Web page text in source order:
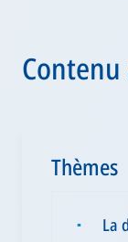
Contenu
Thèmes
▪ La